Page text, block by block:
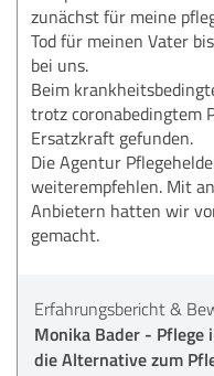
zunächst für meine
Tod für meinen Vater
bei uns.
Beim
trotz coronabedingtem
Ersatzkraft gefunden.
Die Agentur
weiterempfehlen. Mit
Anbietern hatten wir
gemacht.
Erfahrungsbericht &
Monika Bader - Pflege
die Alternative zum